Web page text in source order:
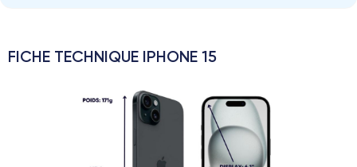
FICHE TECHNIQUE IPHONE 15